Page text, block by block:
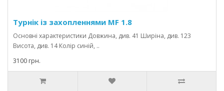
Турнік із захопленнями MF 1.8
Основні характеристики Довжина, див. 41 Ширіна, див. 123
Висота, див. 14 Колір синій, ..
3100 грн.